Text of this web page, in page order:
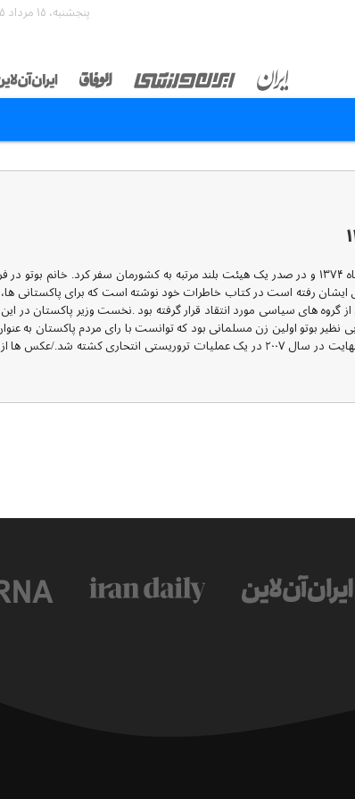
پنجشنبه، ۱۵ مرداد ۱۴۰۵
روابط تهران و اسلام آباد به قدری برای ایران و پاکستان مهم بود که خانم بی نظیر بوتوبرای دومین بار در آبان ماه ۱۳۷۴ و در صدر یک هیئت
رفته است در کتاب خاطرات خود نوشته است که برای پاکستانی
های سیاسی مورد انتقاد قرار گرفته بود .نخست وزیر پاکستان در این
بوتو اولین زن مسلمانی بود که توانست با رای مردم پاکستان به
یک کشور اسلامی دست یابد. دوران زمامداری این سیاست مدار با فراز و نشیب های فراوانی همراه بود و در نهایت در سال ۲۰۰۷ در